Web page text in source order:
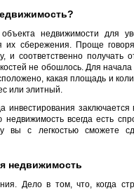
недвижимости для
их сбережения. Проще
и соответственно получать
не обошлось. Для
какая площадь и
или элитный.
инвестирования заключается
всегда есть
вы с легкостью сможете
недвижимость
Дело в том, что, когда